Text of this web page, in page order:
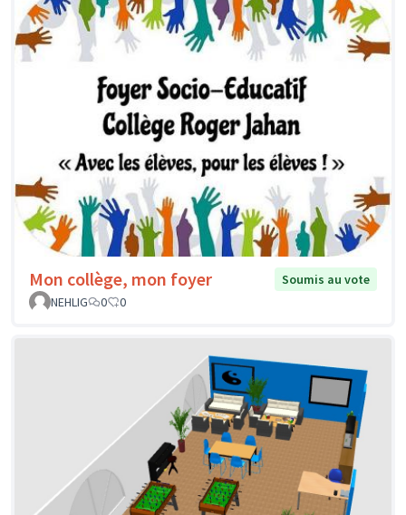
Mon collège, mon foyer
Soumis au vote
NEHLIG
0 0